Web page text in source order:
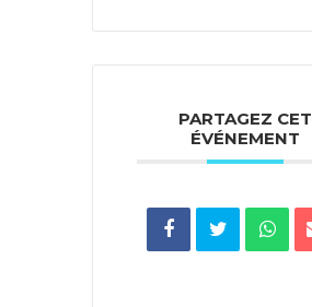
PARTAGEZ CET
ÉVÉNEMENT